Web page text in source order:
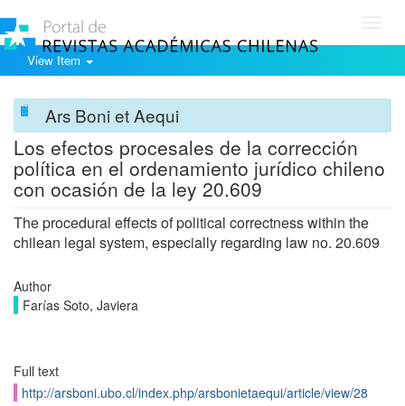
View Item
Ars Boni et Aequi
Los efectos procesales de la corrección
política en el ordenamiento jurídico chileno
con ocasión de la ley 20.609
The procedural effects of political correctness within the
chilean legal system, especially regarding law no. 20.609
Author
Farías Soto, Javiera
Full text
http://arsboni.ubo.cl/index.php/arsbonietaequi/article/view/28